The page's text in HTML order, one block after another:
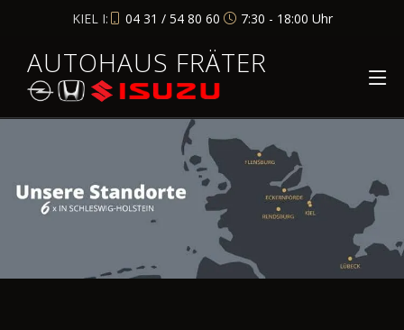
KIEL I: 04 31 / 54 80 60 7:30 - 18:00 Uhr
AUTOHAUS FRÄTER